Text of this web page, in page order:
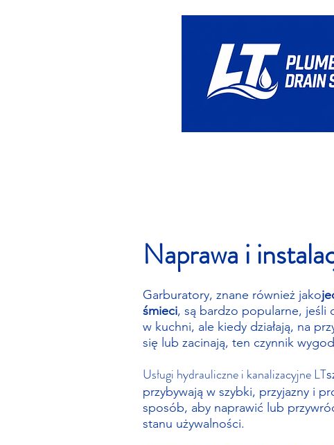
Naprawa i
Garburatory, znane również jako
śmieci, są bardzo popularne, jeśli
w kuchni, ale kiedy działają, na
się lub zacinają, ten czynnik
Usługi hydrauliczne i kanalizacyjne LT
przybywają w szybki, przyjazny i
sposób, aby naprawić lub
stanu używalności.